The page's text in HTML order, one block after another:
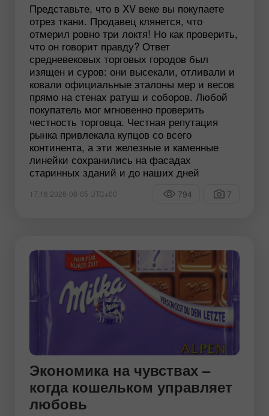
Представьте, что в XV веке вы покупаете
отрез ткани. Продавец клянется, что
отмерил ровно три локтя! Но как проверить,
что он говорит правду? Ответ
средневековых торговых городов был
изящен и суров: они высекали, отливали и
ковали официальные эталоны мер и весов
прямо на стенах ратуш и соборов. Любой
покупатель мог мгновенно проверить
честность торговца. Честная репутация
рынка привлекала купцов со всего
континента, а эти железные и каменные
линейки сохранились на фасадах
старинных зданий и до наших дней
17:18 2026-08-05 UTC+00 794 7
Экономика на чувствах –
когда кошельком управляет
любовь